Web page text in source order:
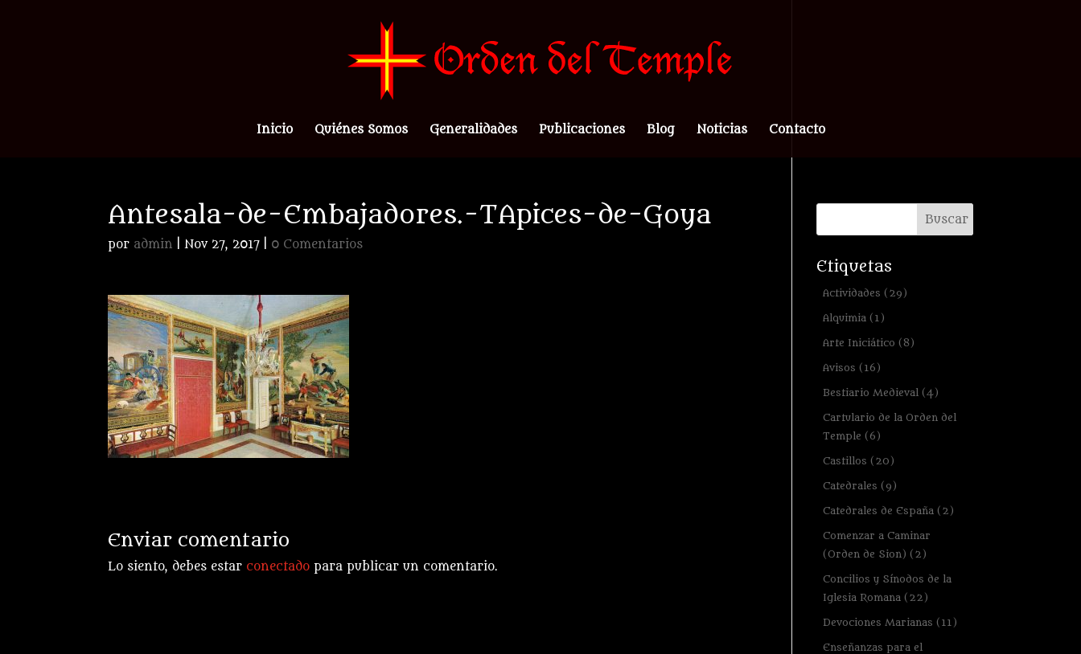
Inicio Quiénes Somos Generalidades Publicaciones Blog Noticias Contacto
Antesala-de-Embajadores.-TApices-de-Goya
por admin |Nov 27, 2017 0 Comentarios
Enviar comentario
Lo siento, debes estar conectado para publicar un comentario.
Etiquetas
Actividades (29)
Alquimia (1)
Arte Iniciático (8)
Avisos (16)
Bestiario Medieval (4)
Cartulario de la Orden del
Temple (6)
Castillos (20)
Catedrales (9)
Catedrales de España (2)
Comenzar a Caminar
(Orden de Sion) (2)
Concilios y Sínodos de la
Iglesia Romana (22)
Devociones Marianas (11)
Enseñanzas para el